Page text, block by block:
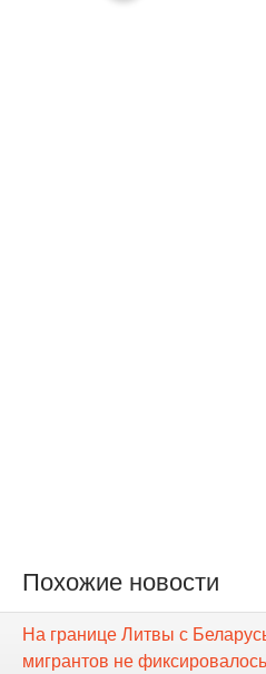
Похожие новости
На границе Литвы с
мигрантов не фиксировалось